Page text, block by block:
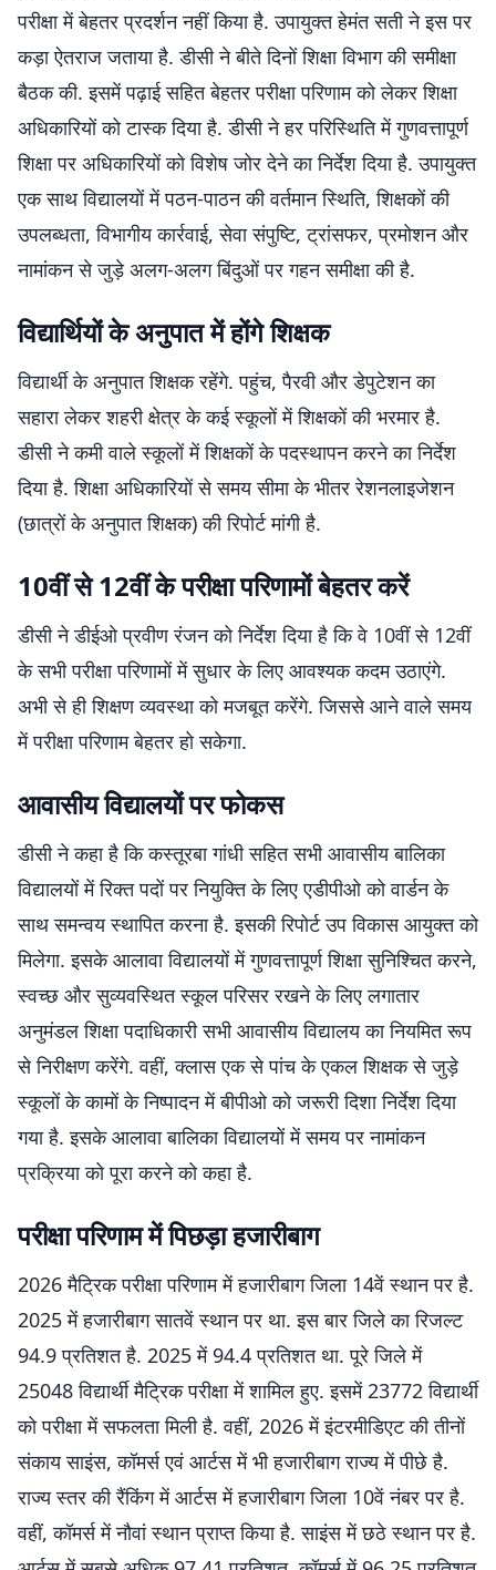
परीक्षा में बेहतर प्रदर्शन नहीं किया है. उपायुक्त हेमंत सती ने इस पर
कड़ा ऐतराज जताया है. डीसी ने बीते दिनों शिक्षा विभाग की समीक्षा
बैठक की. इसमें पढ़ाई सहित बेहतर परीक्षा परिणाम को लेकर शिक्षा
अधिकारियों को टास्क दिया है. डीसी ने हर परिस्थिति में गुणवत्तापूर्ण
शिक्षा पर अधिकारियों को विशेष जोर देने का निर्देश दिया है. उपायुक्त
एक साथ विद्यालयों में पठन-पाठन की वर्तमान स्थिति, शिक्षकों की
उपलब्धता, विभागीय कार्रवाई, सेवा संपुष्टि, ट्रांसफर, प्रमोशन और
नामांकन से जुड़े अलग-अलग बिंदुओं पर गहन समीक्षा की है.
विद्यार्थियों के अनुपात में होंगे शिक्षक
विद्यार्थी के अनुपात शिक्षक रहेंगे. पहुंच, पैरवी और डेपुटेशन का
सहारा लेकर शहरी क्षेत्र के कई स्कूलों में शिक्षकों की भरमार है.
डीसी ने कमी वाले स्कूलों में शिक्षकों के पदस्थापन करने का निर्देश
दिया है. शिक्षा अधिकारियों से समय सीमा के भीतर रेशनलाइजेशन
(छात्रों के अनुपात शिक्षक) की रिपोर्ट मांगी है.
10वीं से 12वीं के परीक्षा परिणामों बेहतर करें
डीसी ने डीईओ प्रवीण रंजन को निर्देश दिया है कि वे 10वीं से 12वीं
के सभी परीक्षा परिणामों में सुधार के लिए आवश्यक कदम उठाएंगे.
अभी से ही शिक्षण व्यवस्था को मजबूत करेंगे. जिससे आने वाले समय
में परीक्षा परिणाम बेहतर हो सकेगा.
आवासीय विद्यालयों पर फोकस
डीसी ने कहा है कि कस्तूरबा गांधी सहित सभी आवासीय बालिका
विद्यालयों में रिक्त पदों पर नियुक्ति के लिए एडीपीओ को वार्डन के
साथ समन्वय स्थापित करना है. इसकी रिपोर्ट उप विकास आयुक्त को
मिलेगा. इसके आलावा विद्यालयों में गुणवत्तापूर्ण शिक्षा सुनिश्चित करने,
स्वच्छ और सुव्यवस्थित स्कूल परिसर रखने के लिए लगातार
अनुमंडल शिक्षा पदाधिकारी सभी आवासीय विद्यालय का नियमित रूप
से निरीक्षण करेंगे. वहीं, क्लास एक से पांच के एकल शिक्षक से जुड़े
स्कूलों के कामों के निष्पादन में बीपीओ को जरूरी दिशा निर्देश दिया
गया है. इसके आलावा बालिका विद्यालयों में समय पर नामांकन
प्रक्रिया को पूरा करने को कहा है.
परीक्षा परिणाम में पिछड़ा हजारीबाग
2026 मैट्रिक परीक्षा परिणाम में हजारीबाग जिला 14वें स्थान पर है.
2025 में हजारीबाग सातवें स्थान पर था. इस बार जिले का रिजल्ट
94.9 प्रतिशत है. 2025 में 94.4 प्रतिशत था. पूरे जिले में
25048 विद्यार्थी मैट्रिक परीक्षा में शामिल हुए. इसमें 23772 विद्यार्थी
को परीक्षा में सफलता मिली है. वहीं, 2026 में इंटरमीडिएट की तीनों
संकाय साइंस, कॉमर्स एवं आर्टस में भी हजारीबाग राज्य में पीछे है.
राज्य स्तर की रैंकिंग में आर्टस में हजारीबाग जिला 10वें नंबर पर है.
वहीं, कॉमर्स में नौवां स्थान प्राप्त किया है. साइंस में छठे स्थान पर है.